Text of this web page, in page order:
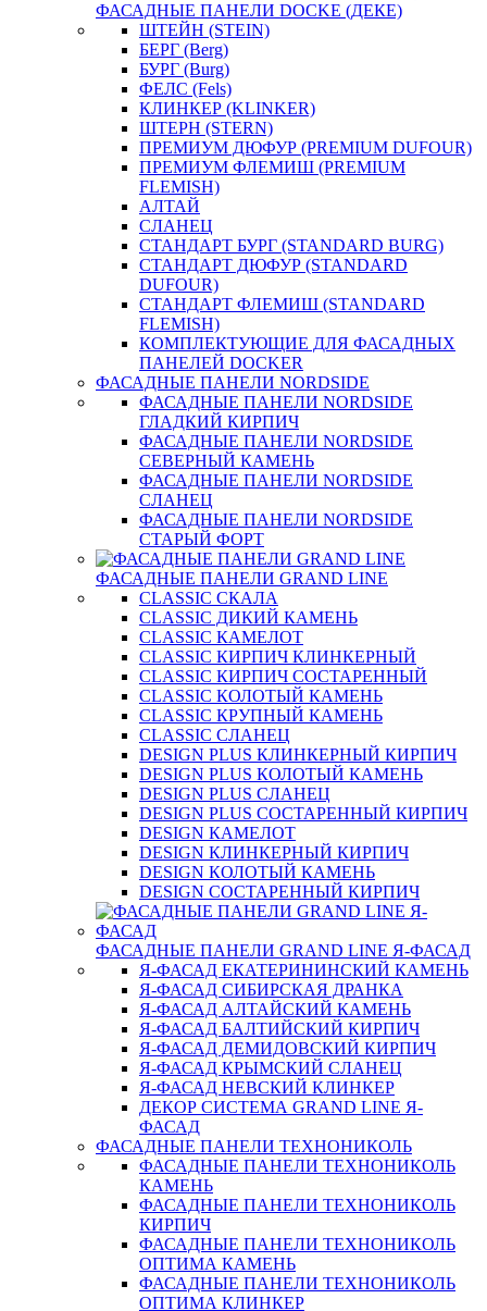
ФАСАДНЫЕ ПАНЕЛИ DOCKE (ДЕКЕ)
ШТЕЙН (STEIN)
БЕРГ (Berg)
БУРГ (Burg)
ФЕЛС (Fels)
КЛИНКЕР (KLINKER)
ШТЕРН (STERN)
ПРЕМИУМ ДЮФУР (PREMIUM DUFOUR)
ПРЕМИУМ ФЛЕМИШ (PREMIUM
FLEMISH)
АЛТАЙ
СЛАНЕЦ
СТАНДАРТ БУРГ (STANDARD BURG)
СТАНДАРТ ДЮФУР (STANDARD
DUFOUR)
СТАНДАРТ ФЛЕМИШ (STANDARD
FLEMISH)
КОМПЛЕКТУЮЩИЕ ДЛЯ ФАСАДНЫХ
ПАНЕЛЕЙ DOCKER
ФАСАДНЫЕ ПАНЕЛИ NORDSIDE
ФАСАДНЫЕ ПАНЕЛИ NORDSIDE
ГЛАДКИЙ КИРПИЧ
ФАСАДНЫЕ ПАНЕЛИ NORDSIDE
СЕВЕРНЫЙ КАМЕНЬ
ФАСАДНЫЕ ПАНЕЛИ NORDSIDE
СЛАНЕЦ
ФАСАДНЫЕ ПАНЕЛИ NORDSIDE
СТАРЫЙ ФОРТ
ФАСАДНЫЕ ПАНЕЛИ GRAND LINE
CLASSIC СКАЛА
CLASSIC ДИКИЙ КАМЕНЬ
CLASSIC КАМЕЛОТ
CLASSIC КИРПИЧ КЛИНКЕРНЫЙ
CLASSIC КИРПИЧ СОСТАРЕННЫЙ
CLASSIC КОЛОТЫЙ КАМЕНЬ
CLASSIC КРУПНЫЙ КАМЕНЬ
CLASSIC СЛАНЕЦ
DESIGN PLUS КЛИНКЕРНЫЙ КИРПИЧ
DESIGN PLUS КОЛОТЫЙ КАМЕНЬ
DESIGN PLUS СЛАНЕЦ
DESIGN PLUS СОСТАРЕННЫЙ КИРПИЧ
DESIGN КАМЕЛОТ
DESIGN КЛИНКЕРНЫЙ КИРПИЧ
DESIGN КОЛОТЫЙ КАМЕНЬ
DESIGN СОСТАРЕННЫЙ КИРПИЧ
ФАСАДНЫЕ ПАНЕЛИ GRAND LINE Я-ФАСАД
Я-ФАСАД ЕКАТЕРИНИНСКИЙ КАМЕНЬ
Я-ФАСАД СИБИРСКАЯ ДРАНКА
Я-ФАСАД АЛТАЙСКИЙ КАМЕНЬ
Я-ФАСАД БАЛТИЙСКИЙ КИРПИЧ
Я-ФАСАД ДЕМИДОВСКИЙ КИРПИЧ
Я-ФАСАД КРЫМСКИЙ СЛАНЕЦ
Я-ФАСАД НЕВСКИЙ КЛИНКЕР
ДЕКОР СИСТЕМА GRAND LINE Я-
ФАСАД
ФАСАДНЫЕ ПАНЕЛИ ТЕХНОНИКОЛЬ
ФАСАДНЫЕ ПАНЕЛИ ТЕХНОНИКОЛЬ
КАМЕНЬ
ФАСАДНЫЕ ПАНЕЛИ ТЕХНОНИКОЛЬ
КИРПИЧ
ФАСАДНЫЕ ПАНЕЛИ ТЕХНОНИКОЛЬ
ОПТИМА КАМЕНЬ
ФАСАДНЫЕ ПАНЕЛИ ТЕХНОНИКОЛЬ
ОПТИМА КЛИНКЕР